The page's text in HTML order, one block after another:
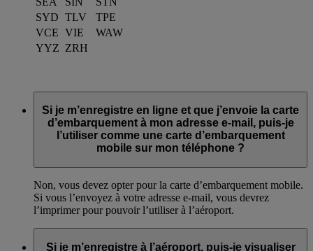
SYD TLV
TPE
VCE VIE
WAW
YYZ ZRH
Si je m’enregistre en ligne et que j’envoie la carte
d’embarquement à mon adresse e-mail, puis-je
l’utiliser comme une carte d’embarquement
mobile sur mon téléphone ?
Non, vous devez opter pour la carte d’embarquement mobile.
Si vous l’envoyez à votre adresse e-mail, vous devrez
l’imprimer pour pouvoir l’utiliser à l’aéroport.
Si je m’enregistre à l’aéroport, puis-je visualiser